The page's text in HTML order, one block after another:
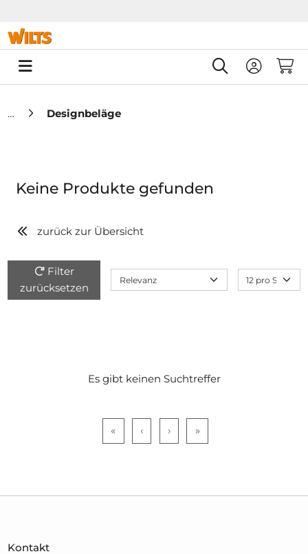
0
Designbeläge
Keine Produkte gefunden
zurück zur Übersicht
Filter
zurücksetzen
Es gibt keinen Suchtreffer
« ‹ › »
Kontakt